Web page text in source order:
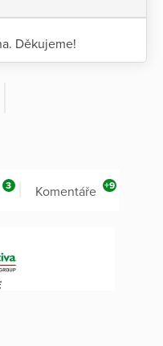
Děkujeme!
3 Komentáře +9